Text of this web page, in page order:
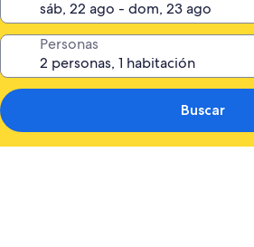
Personas
Buscar